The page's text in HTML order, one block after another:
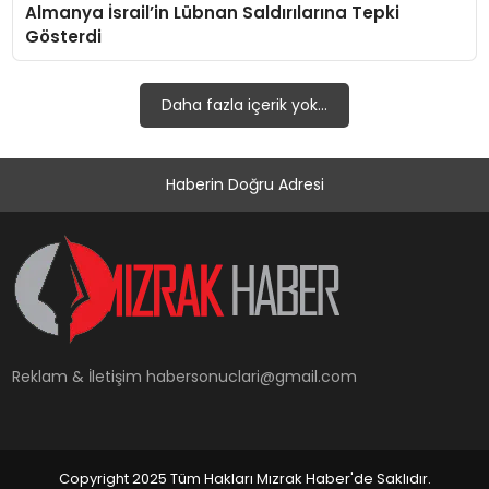
YAŞAM
Almanya İsrail’in Lübnan Saldırılarına Tepki
Gösterdi
Daha fazla içerik yok...
Haberin Doğru Adresi
Reklam & İletişimhabersonuclari@gmail.com
Copyright 2025 Tüm Hakları Mızrak Haber'de Saklıdır.